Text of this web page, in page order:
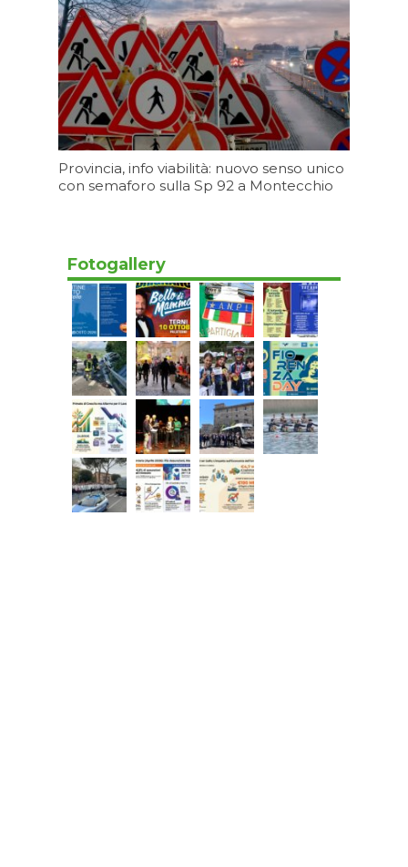
Provincia, info viabilità: nuovo senso unico
con semaforo sulla Sp 92 a Montecchio
Fotogallery